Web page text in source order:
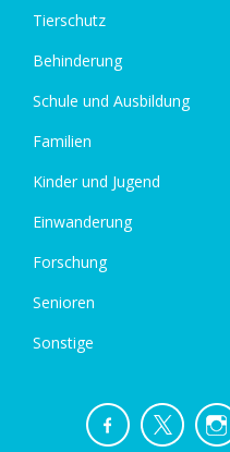
Tierschutz
Behinderung
Schule und Ausbildung
Familien
Kinder und Jugend
Einwanderung
Forschung
Senioren
Sonstige